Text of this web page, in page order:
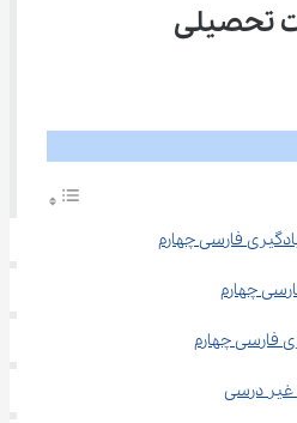
تحصیلی
فارسی چهارم
چهارم
فارسی چهارم